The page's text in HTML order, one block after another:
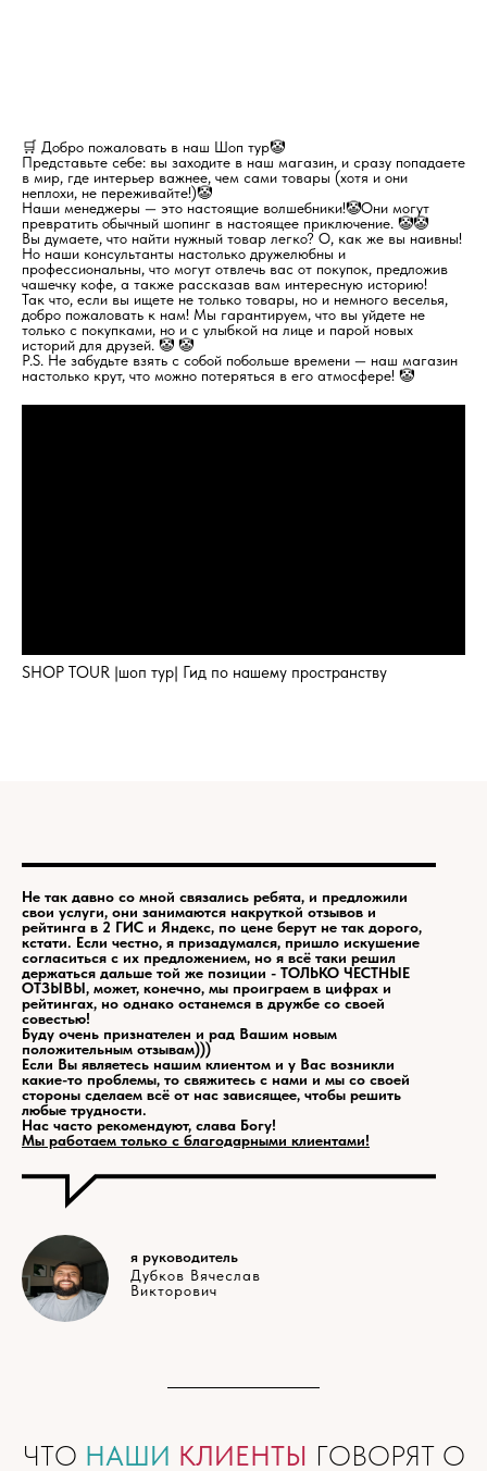
🛒 Добро пожаловать в наш Шоп тур🤡
Представьте себе: вы заходите в наш магазин, и сразу попадаете
в мир, где интерьер важнее, чем сами товары (хотя и они
неплохи, не переживайте!)🤡
Наши менеджеры — это настоящие волшебники!🤡Они могут
превратить обычный шопинг в настоящее приключение. 🤡🤡
Вы думаете, что найти нужный товар легко? О, как же вы наивны!
Но наши консультанты настолько дружелюбны и
профессиональны, что могут отвлечь вас от покупок, предложив
чашечку кофе, а также рассказав вам интересную историю!
Так что, если вы ищете не только товары, но и немного веселья,
добро пожаловать к нам! Мы гарантируем, что вы уйдете не
только с покупками, но и с улыбкой на лице и парой новых
историй для друзей. 🤡 🤡
P.S. Не забудьте взять с собой побольше времени — наш магазин
настолько крут, что можно потеряться в его атмосфере! 🤡
SHOP TOUR |шоп тур| Гид по нашему пространству
Не так давно со мной связались ребята, и предложили
свои услуги, они занимаются накруткой отзывов и
рейтинга в 2 ГИС и Яндекс, по цене берут не так дорого,
кстати. Если честно, я призадумался, пришло искушение
согласиться с их предложением, но я всё таки решил
держаться дальше той же позиции - ТОЛЬКО ЧЕСТНЫЕ
ОТЗЫВЫ, может, конечно, мы проиграем в цифрах и
рейтингах, но однако останемся в дружбе со своей
совестью!
Буду очень признателен и рад Вашим новым
положительным отзывам)))
Если Вы являетесь нашим клиентом и у Вас возникли
какие-то проблемы, то свяжитесь с нами и мы со своей
стороны сделаем всё от нас зависящее, чтобы решить
любые трудности.
Нас часто рекомендуют, слава Богу!
Мы работаем только с благодарными клиентами!
я руководитель
Дубков Вячеслав
Викторович
ЧТО НАШИ КЛИЕНТЫ ГОВОРЯТ О